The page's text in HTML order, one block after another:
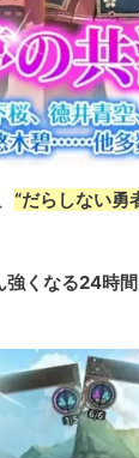
“だらしない勇
強くなる24時